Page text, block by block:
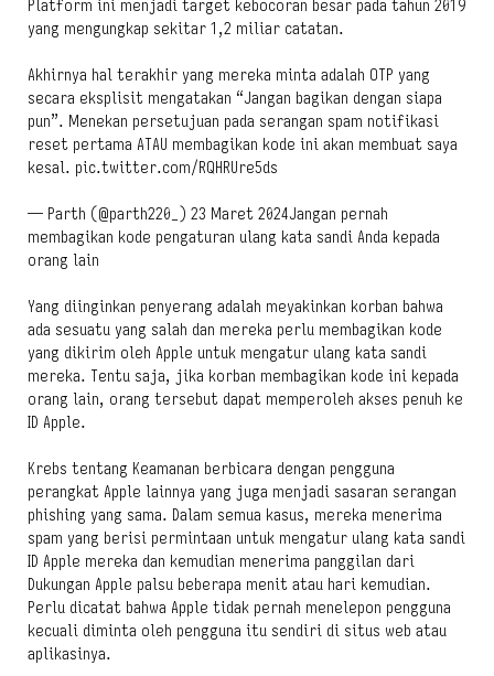
Platform ini menjadi target kebocoran besar pada tahun 2019
yang mengungkap sekitar 1,2 miliar catatan.
Akhirnya hal terakhir yang mereka minta adalah OTP yang
secara eksplisit mengatakan “Jangan bagikan dengan siapa
pun”. Menekan persetujuan pada serangan spam notifikasi
reset pertama ATAU membagikan kode ini akan membuat saya
kesal. pic.twitter.com/RQHRUre5ds
— Parth (@parth220_) 23 Maret 2024Jangan pernah
membagikan kode pengaturan ulang kata sandi Anda kepada
orang lain
Yang diinginkan penyerang adalah meyakinkan korban bahwa
ada sesuatu yang salah dan mereka perlu membagikan kode
yang dikirim oleh Apple untuk mengatur ulang kata sandi
mereka. Tentu saja, jika korban membagikan kode ini kepada
orang lain, orang tersebut dapat memperoleh akses penuh ke
ID Apple.
Krebs tentang Keamanan berbicara dengan pengguna
perangkat Apple lainnya yang juga menjadi sasaran serangan
phishing yang sama. Dalam semua kasus, mereka menerima
spam yang berisi permintaan untuk mengatur ulang kata sandi
ID Apple mereka dan kemudian menerima panggilan dari
Dukungan Apple palsu beberapa menit atau hari kemudian.
Perlu dicatat bahwa Apple tidak pernah menelepon pengguna
kecuali diminta oleh pengguna itu sendiri di situs web atau
aplikasinya.